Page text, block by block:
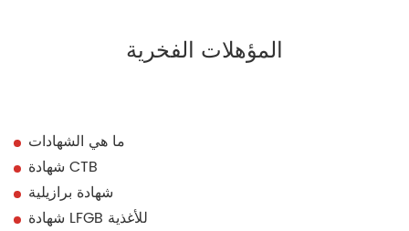
المؤهلات الفخرية
ما هي الشهادات
شهادة CTB
شهادة برازيلية
شهادة LFGB للأغذية